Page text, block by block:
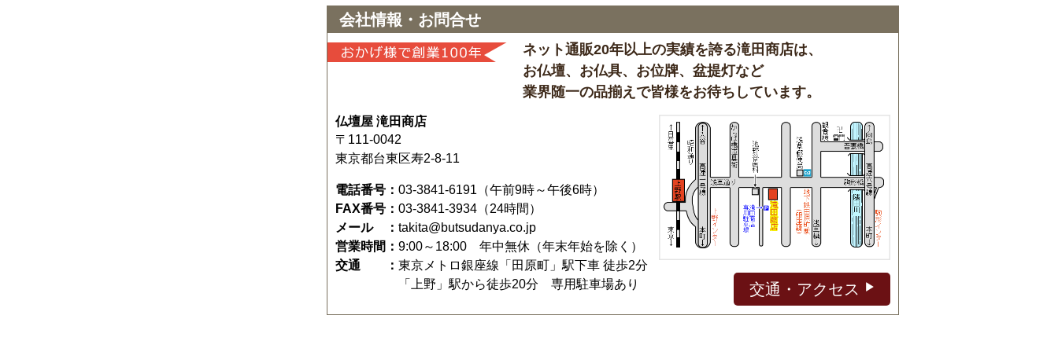
会社情報・お問合せ
ネット通販20年以上の実績を誇る滝田商店は、
お仏壇、お仏具、お位牌、盆提灯など
業界随一の品揃えで皆様をお待ちしています。
仏壇屋 滝田商店
〒111-0042
東京都台東区寿2-8-11
電話番号： 03-3841-6191 （午前9時～午後6時）
FAX番号： 03-3841-3934（24時間）
メール ： takita@butsudanya.co.jp
営業時間： 9:00～18:00 年中無休（年末年始を除く）
交通 ： 東京メトロ銀座線「田原町」駅下車 徒歩2分
「上野」駅から徒歩20分 専用駐車場あり
交通・アクセス